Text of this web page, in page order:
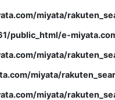
miyata/
public_html/e-
miyata/
miyata/
miyata/